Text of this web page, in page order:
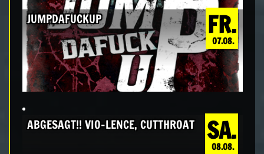
FR.
07.08.
JUMPDAFUCKUP
SA.
08.08.
ABGESAGT!! VIO-LENCE, CUTTHROAT